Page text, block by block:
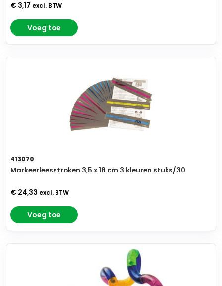
€ 3,17 excl. BTW
Voeg toe
413070
Markeerleesstroken 3,5 x 18 cm 3 kleuren stuks/30
€ 24,33 excl. BTW
Voeg toe